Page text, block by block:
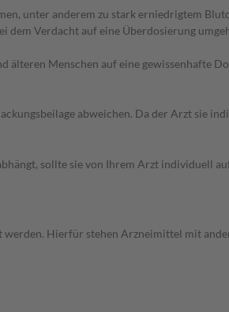
unter anderem zu stark erniedrigtem
dem Verdacht auf eine Überdosierung
älteren Menschen auf eine gewissenhafte
abweichen. Da der Arzt sie
sollte sie von Ihrem Arzt individuell
Hierfür stehen Arzneimittel mit